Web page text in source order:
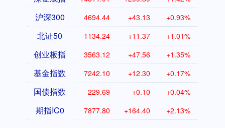
沪深300 4694.44 +43.13 +0.93%
北证50 1134.24 +11.37 +1.01%
创业板指 3563.12 +47.56 +1.35%
基金指数 7242.10 +12.30 +0.17%
国债指数 229.69 +0.10 +0.04%
期指IC0 7877.80 +164.40 +2.13%